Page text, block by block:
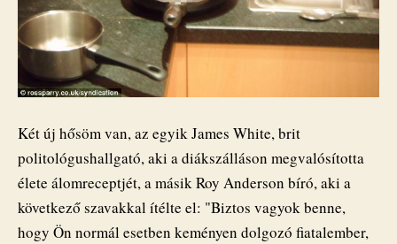
Két új hősöm van, az egyik James White, brit
politológushallgató, aki a diákszálláson megvalósította
élete álomreceptjét, a másik Roy Anderson bíró, aki a
következő szavakkal ítélte el: "Biztos vagyok benne,
hogy Ön normál esetben keményen dolgozó fiatalember,